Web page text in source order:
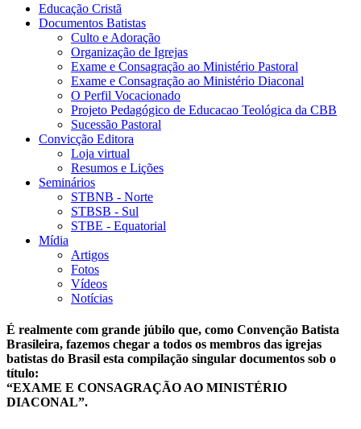
Educação Cristã
Documentos Batistas
Culto e Adoração
Organização de Igrejas
Exame e Consagração ao Ministério Pastoral
Exame e Consagração ao Ministério Diaconal
O Perfil Vocacionado
Projeto Pedagógico de Educacao Teológica da CBB
Sucessão Pastoral
Convicção Editora
Loja virtual
Resumos e Lições
Seminários
STBNB - Norte
STBSB - Sul
STBE - Equatorial
Mídia
Artigos
Fotos
Vídeos
Notícias
É realmente com grande júbilo que, como Convenção Batista
Brasileira, fazemos chegar a todos os membros das igrejas
batistas do Brasil esta compilação singular documentos sob o
título:
“EXAME E CONSAGRAÇÃO AO MINISTÉRIO
DIACONAL”.